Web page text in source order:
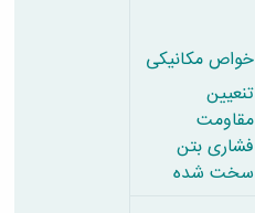
خواص مکانیکی
تنعیین
مقاومت
فشاری بتن
سخت شده